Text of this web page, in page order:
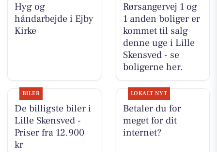
Hyg og
håndarbejde i Ejby
Kirke
Rørsangervej 1 og
1 anden boliger er
kommet til salg
denne uge i Lille
Skensved - se
boligerne her.
BILER
De billigste biler i
Lille Skensved -
Priser fra 12.900
kr
LOKALT NYT
Betaler du for
meget for dit
internet?